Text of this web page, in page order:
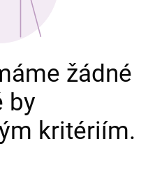
žádné
by
kritériím.